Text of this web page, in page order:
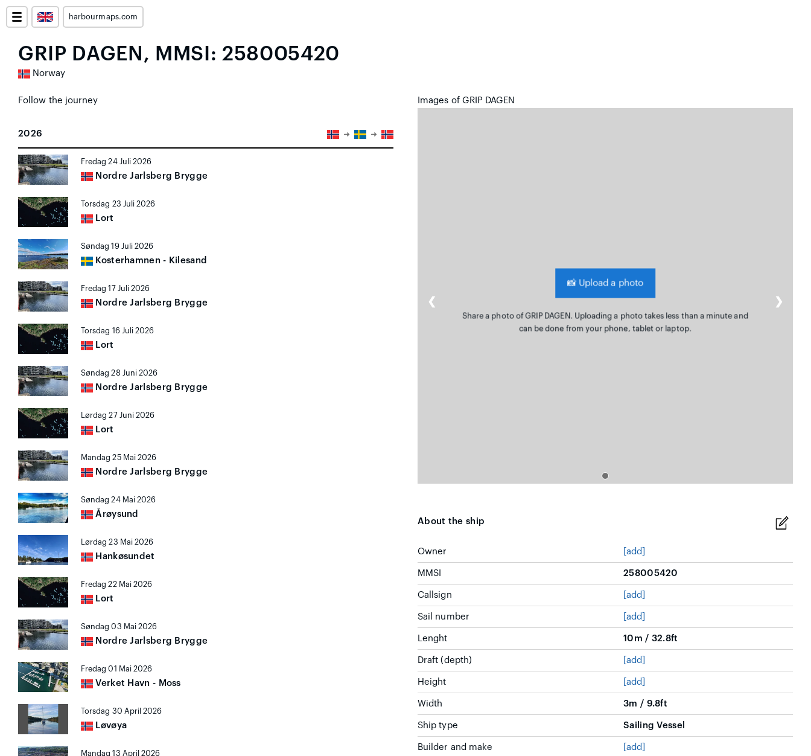
harbourmaps.com
GRIP DAGEN, MMSI: 258005420
Norway
Follow the journey
2026
Fredag 24 Juli 2026
Nordre Jarlsberg Brygge
Torsdag 23 Juli 2026
Lort
Søndag 19 Juli 2026
Kosterhamnen - Kilesand
Fredag 17 Juli 2026
Nordre Jarlsberg Brygge
Torsdag 16 Juli 2026
Lort
Søndag 28 Juni 2026
Nordre Jarlsberg Brygge
Lørdag 27 Juni 2026
Lort
Mandag 25 Mai 2026
Nordre Jarlsberg Brygge
Søndag 24 Mai 2026
Årøysund
Lørdag 23 Mai 2026
Hankøsundet
Fredag 22 Mai 2026
Lort
Søndag 03 Mai 2026
Nordre Jarlsberg Brygge
Fredag 01 Mai 2026
Verket Havn - Moss
Torsdag 30 April 2026
Løvøya
Mandag 13 April 2026
Images of GRIP DAGEN
📸Upload a photo
Share a photo of GRIP DAGEN. Uploading a photo takes less than a minute and
can be done from your phone, tablet or laptop.
❮ ❯
About the ship
Owner [add]
MMSI 258005420
Callsign [add]
Sail number [add]
Lenght 10m / 32.8ft
Draft (depth) [add]
Height [add]
Width 3m / 9.8ft
Ship type Sailing Vessel
Builder and make [add]